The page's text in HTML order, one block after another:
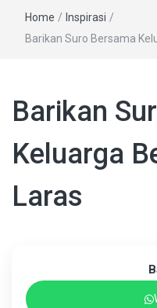
Home / Inspirasi /
Barikan Suro Bersama
Barikan
Keluarga
Laras